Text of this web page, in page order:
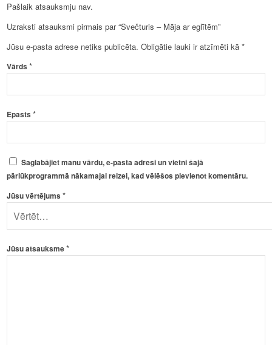
Pašlaik atsauksmju nav.
Uzraksti atsauksmi pirmais par “Svečturis – Māja ar eglītēm”
Jūsu e-pasta adrese netiks publicēta. Obligātie lauki ir atzīmēti kā*
Vārds*
Epasts*
Saglabājiet manu vārdu, e-pasta adresi un vietni šajā
pārlūkprogrammā nākamajai reizei, kad vēlēšos pievienot komentāru.
Jūsu vērtējums*
Jūsu atsauksme*